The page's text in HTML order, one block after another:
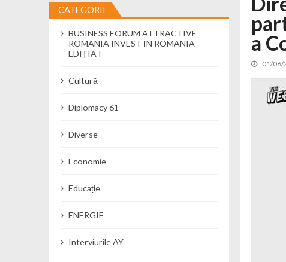
Cseke Attila: Am creat, până în prezent,
Încă o creșă modernă pentru Alba: 40
Ministerul Mediului derulează
Ministerul Apărării Naționale participă
Dobânzi de pânã la 7,50% la ediția
a
01/06/
CATEGORII
BUSINESS FORUM ATTRACTIVE
ROMANIA INVEST IN ROMANIA
EDIȚIA I
Cultură
Diplomacy 61
Diverse
Economie
Educație
ENERGIE
Interviurile AY